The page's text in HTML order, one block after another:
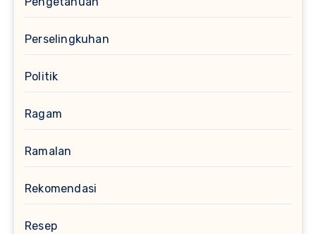
Perselingkuhan
Politik
Ragam
Ramalan
Rekomendasi
Resep